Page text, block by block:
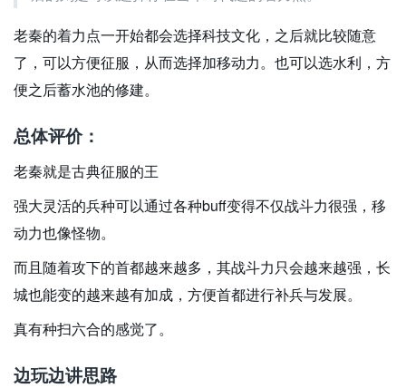
老秦的着力点一开始都会选择科技文化，之后就比较随意
了，可以方便征服，从而选择加移动力。也可以选水利，方
便之后蓄水池的修建。
总体评价：
老秦就是古典征服的王
强大灵活的兵种可以通过各种buff变得不仅战斗力很强，移
动力也像怪物。
而且随着攻下的首都越来越多，其战斗力只会越来越强，长
城也能变的越来越有加成，方便首都进行补兵与发展。
真有种扫六合的感觉了。
边玩边讲思路